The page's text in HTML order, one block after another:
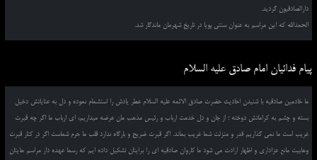
دارالصادقیون گردید.
الحمدالله که این مراسم به عنوان سنتی پویا در تاریخ شهرمان ماندگار شد.
پیام فدائیان امام صادق علیه السلام
ما خادمین صادقیه با شنیدن احادیث حضرت صادق الائمه علیه السلام عطر یادش را استشمام نموده و دل به عنایاتش دخیل
بسته و چشم به کراماتش دوخته ؛ از جان و دل خدمت ارباب و رئیس مذهب مان عرضه میداریم، ای ارباب ما اگر چه قبرت
غریب است ما نمی گذاریم قدر و منزلت شما غریب بماند. اگر قبرت ضریح و بارگاه ندارد قلب ما حرم شماست اگر در کنار قبرت
وهابیت مانع عزاداری و اظهار ارادت می شود ما کاروان صادقیه ای را برایتان تشکیل داده ایم که رسما عهده دار مراسم هایتان